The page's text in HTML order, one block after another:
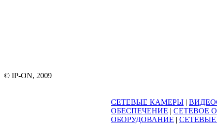
© IP-ON, 2009
СЕТЕВЫЕ КАМЕРЫ |
ОБЕСПЕЧЕНИЕ | СЕТЕВОЕ
ОБОРУДОВАНИЕ |